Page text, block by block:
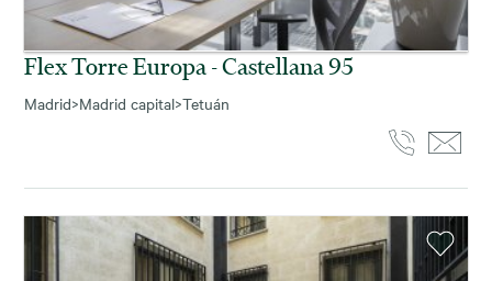
Flex Torre Europa - Castellana 95
Madrid>Madrid capital>Tetuán